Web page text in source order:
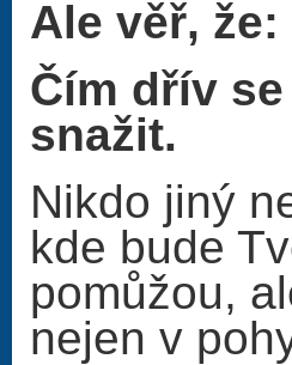
Ale věř, že:
Čím dřív
snažit.
Nikdo jiný
kde bude
pomůžou,
nejen v